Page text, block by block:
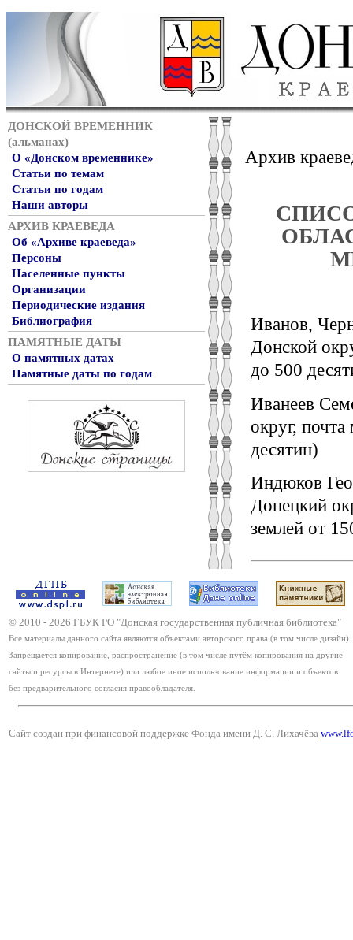
ДОНСКОЙ ВРЕМЕННИК
(альманах)
О «Донском временнике»
Статьи по темам
Статьи по годам
Наши авторы
АРХИВ КРАЕВЕДА
Об «Архиве краеведа»
Персоны
Населенные пункты
Организации
Периодические издания
Библиография
ПАМЯТНЫЕ ДАТЫ
О памятных датах
Памятные даты по годам
Архив
Иванов,
Донской
до 500
Иванеев
округ,
десятин)
Индюков
Донецкий
землей от
© 2010 - 2026 ГБУК РО "Донская государственная публичная библиотека"
Все материалы данного сайта являются объектами авторского права (в том числе дизайн).
Запрещается копирование, распространение (в том числе путём копирования на другие
сайты и ресурсы в Интернете) или любое иное использование информации и объектов
без предварительного согласия правообладателя.
Сайт создан при финансовой поддержке Фонда имени Д. С. Лихачёва